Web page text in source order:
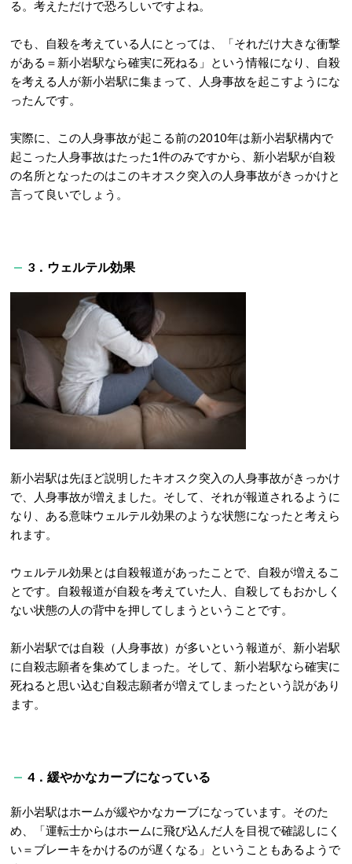
る。考えただけで恐ろしいですよね。
でも、自殺を考えている人にとっては、「それだけ大きな衝撃
がある＝新小岩駅なら確実に死ねる」という情報になり、自殺
を考える人が新小岩駅に集まって、人身事故を起こすようにな
ったんです。
実際に、この人身事故が起こる前の2010年は新小岩駅構内で
起こった人身事故はたった1件のみですから、新小岩駅が自殺
の名所となったのはこのキオスク突入の人身事故がきっかけと
言って良いでしょう。
3．ウェルテル効果
新小岩駅は先ほど説明したキオスク突入の人身事故がきっかけ
で、人身事故が増えました。そして、それが報道されるように
なり、ある意味ウェルテル効果のような状態になったと考えら
れます。
ウェルテル効果とは自殺報道があったことで、自殺が増えるこ
とです。自殺報道が自殺を考えていた人、自殺してもおかしく
ない状態の人の背中を押してしまうということです。
新小岩駅では自殺（人身事故）が多いという報道が、新小岩駅
に自殺志願者を集めてしまった。そして、新小岩駅なら確実に
死ねると思い込む自殺志願者が増えてしまったという説があり
ます。
4．緩やかなカーブになっている
新小岩駅はホームが緩やかなカーブになっています。そのた
め、「運転士からはホームに飛び込んだ人を目視で確認しにく
い＝ブレーキをかけるのが遅くなる」ということもあるようで